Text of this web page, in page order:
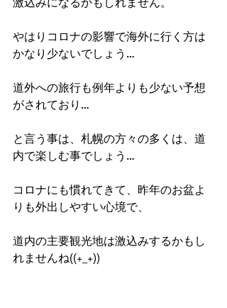
やはりコロナの影響で海外に行く方は
かなり少ないでしょう…
道外への旅行も例年よりも少ない予想
がされており…
と言う事は、札幌の方々の多くは、道
内で楽しむ事でしょう…
コロナにも慣れてきて、昨年のお盆よ
りも外出しやすい心境で、
道内の主要観光地は激込みするかもし
れませんね((+_+))